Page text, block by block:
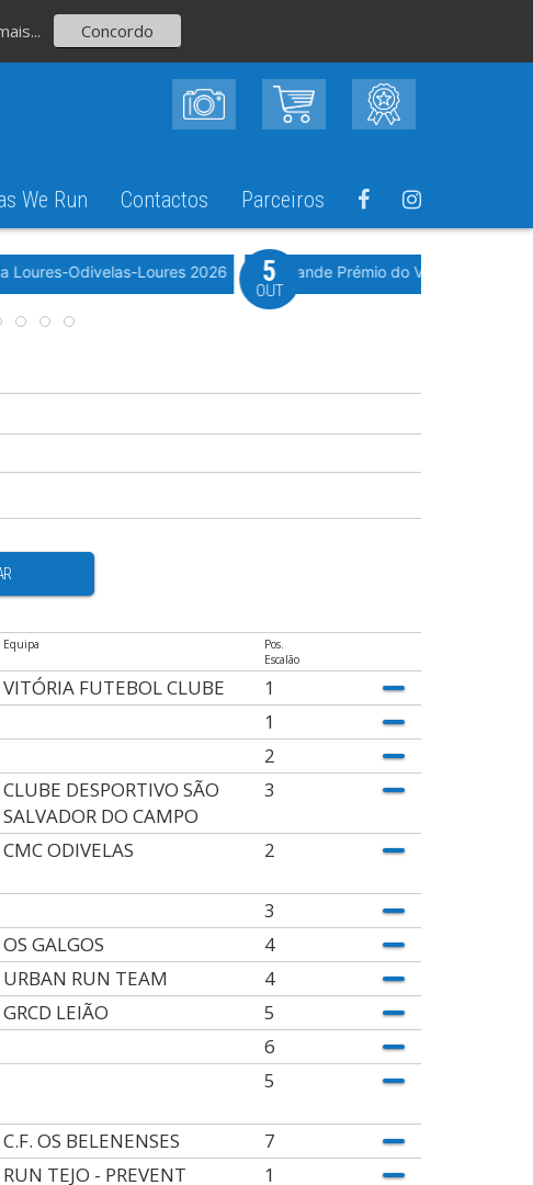
We Run Contactos Parceiros
Loures-Odivelas-Loures 2026 10º Grande Prémio do Vale Grande
5
OUT
Equipa
Pos.
Escalão
VITÓRIA FUTEBOL CLUBE
1
1
2
CLUBE DESPORTIVO SÃO
SALVADOR DO CAMPO
3
CMC ODIVELAS 2
3
OS GALGOS
4
URBAN RUN TEAM
4
GRCD LEIÃO
5
6
5
C.F. OS BELENENSES
7
RUN TEJO - PREVENT
1
Concordo